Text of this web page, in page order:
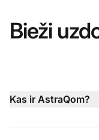
Bieži
Kas ir AstraQom?